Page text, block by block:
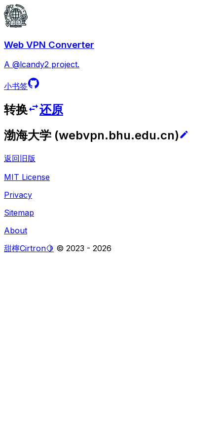
Web VPN Converter
A @lcandy2 project.
小书签
转换
还原
渤海大学 (webvpn.bhu.edu.cn)
返回旧版
MIT License
Privacy
Sitemap
About
甜檸Cirtron🍋 © 2023 - 2026